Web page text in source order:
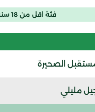
فئة اقل من 18 سنة ( أ )
الصحيرة
مليلي